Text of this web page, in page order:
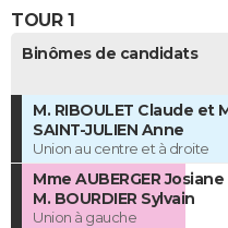
TOUR 1
Binômes de candidats
M. RIBOULET Claude et
SAINT-JULIEN Anne
Union au centre et à droite
Mme AUBERGER
M. BOURDIER Sylvain
Union à gauche